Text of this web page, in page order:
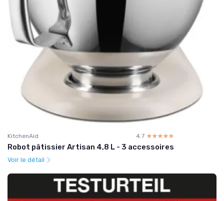
KitchenAid 4.7 ☆☆☆☆☆
★★★★★
Robot pâtissier Artisan 4,8 L - 3 accessoires
Voir le détail